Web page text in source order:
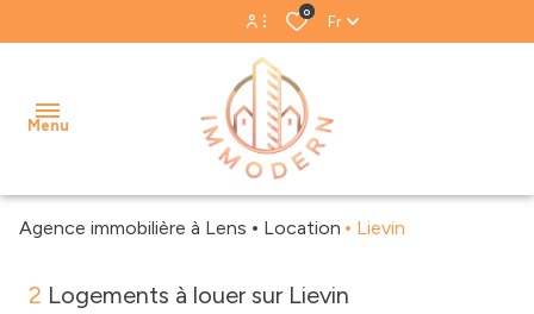
Espace propriétaire
Espace gestion
0
Fr
Menu
acheter
Agence immobilière à Lens Location Lievin
2 Logements à louer sur Lievin